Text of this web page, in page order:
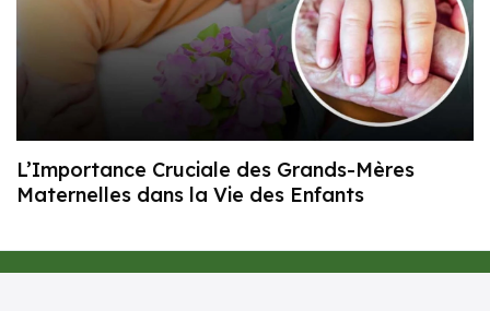
L’Importance Cruciale des Grands-Mères
Maternelles dans la Vie des Enfants